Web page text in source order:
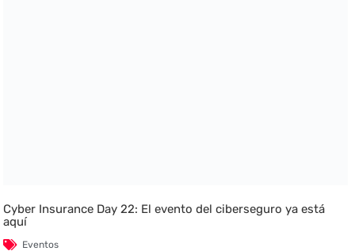
Cyber Insurance Day 22: El evento del ciberseguro ya está
aquí
Eventos